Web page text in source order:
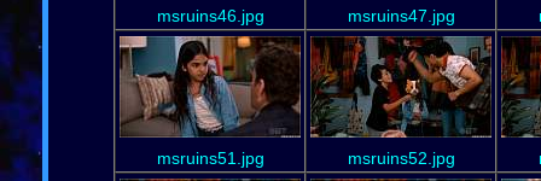
msruins46.jpg msruins47.jpg
msruins51.jpg msruins52.jpg